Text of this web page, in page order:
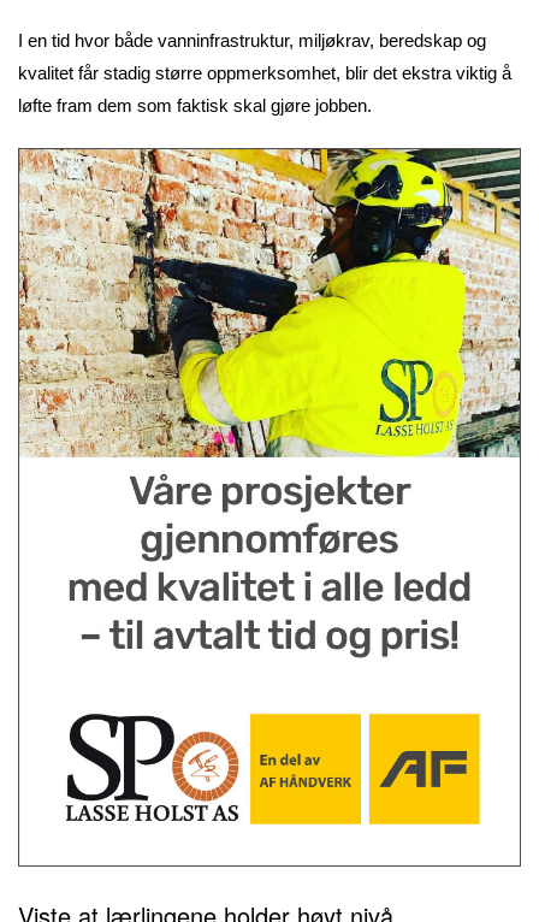
I en tid hvor både vanninfrastruktur, miljøkrav, beredskap og
kvalitet får stadig større oppmerksomhet, blir det ekstra viktig å
løfte fram dem som faktisk skal gjøre jobben.